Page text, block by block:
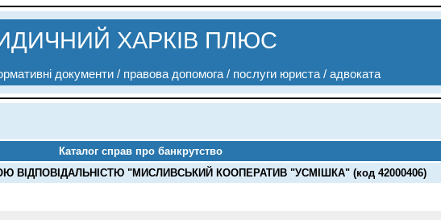
ХАРКІВ ПЛЮС
документи / правова допомога / послуги юриста / адвоката
Каталог справ про банкрутство
"МИСЛИВСЬКИЙ КООПЕРАТИВ "УСМІШКА" (код 42000406)